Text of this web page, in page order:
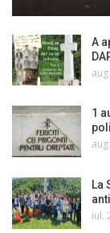
A
1
La
iul.